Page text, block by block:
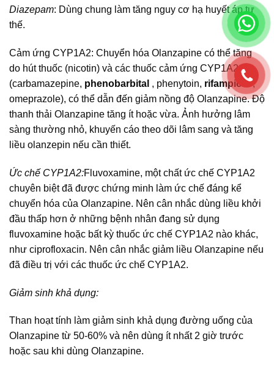
Diazepam: Dùng chung làm tăng nguy cơ hạ huyết áp tư
thế.
Cảm ứng CYP1A2: Chuyển hóa Olanzapine có thể tăng
do hút thuốc (nicotin) và các thuốc cảm ứng CYP1A2
(carbamazepine, phenobarbital , phenytoin, rifampicin,
omeprazole), có thể dẫn đến giảm nồng độ Olanzapine. Độ
thanh thải Olanzapine tăng ít hoặc vừa. Ảnh hưởng lâm
sàng thường nhỏ, khuyến cáo theo dõi lâm sang và tăng
liều olanzepin nếu cần thiết.
Ức chế CYP1A2:Fluvoxamine, một chất ức chế CYP1A2
chuyên biệt đã được chứng minh làm ức chế đáng kể
chuyển hóa của Olanzapine. Nên cân nhắc dùng liều khởi
đầu thấp hơn ở những bệnh nhân đang sử dụng
fluvoxamine hoặc bất kỳ thuốc ức chế CYP1A2 nào khác,
như ciprofloxacin. Nên cân nhắc giảm liều Olanzapine nếu
đã điều trị với các thuốc ức chế CYP1A2.
Giảm sinh khả dụng:
Than hoạt tính làm giảm sinh khả dụng đường uống của
Olanzapine từ 50-60% và nên dùng ít nhất 2 giờ trước
hoặc sau khi dùng Olanzapine.